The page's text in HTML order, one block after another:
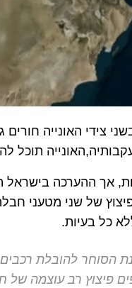
צידי האונייה
תוכל
אך ההערכה
של שני מטעני
כל בעיות.
פיצוץ רב עוצמה של